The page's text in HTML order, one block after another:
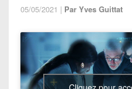
05/05/2021 | Par Yves Guittat